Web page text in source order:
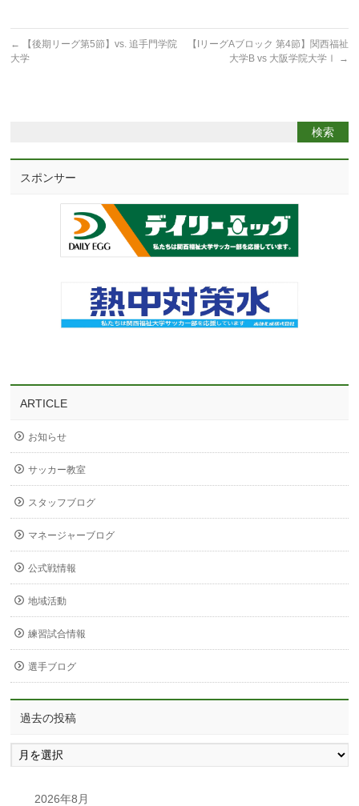
←
【後期リーグ第5節】vs. 追手門学院
大学
【IリーグAブロック 第4節】関西福祉
大学B vs 大阪学院大学Ⅰ
→
スポンサー
ARTICLE
お知らせ
サッカー教室
スタッフブログ
マネージャーブログ
公式戦情報
地域活動
練習試合情報
選手ブログ
過去の投稿
過
去
2026年8月